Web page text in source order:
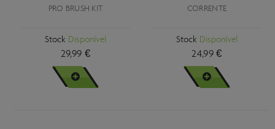
PRO BRUSH KIT
Stock Disponível
29,99 €
VER MAIS
CORRENTE
Stock Disponível
24,99 €
VER MAIS